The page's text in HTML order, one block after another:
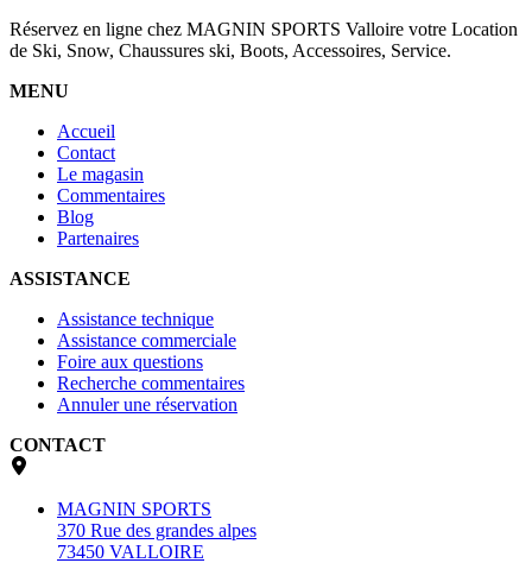
Réservez en ligne chez MAGNIN SPORTS Valloire votre Location
de Ski, Snow, Chaussures ski, Boots, Accessoires, Service.
MENU
Accueil
Contact
Le magasin
Commentaires
Blog
Partenaires
ASSISTANCE
Assistance technique
Assistance commerciale
Foire aux questions
Recherche commentaires
Annuler une réservation
CONTACT
MAGNIN SPORTS
370 Rue des grandes alpes
73450 VALLOIRE